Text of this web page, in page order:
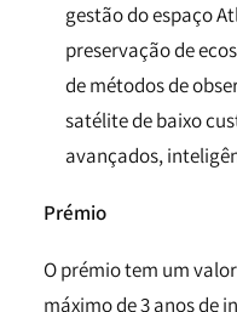
gestão do espaço
preservação de
de métodos de
satélite de baixo
avançados,
Prémio
O prémio tem um
máximo de 3 anos de